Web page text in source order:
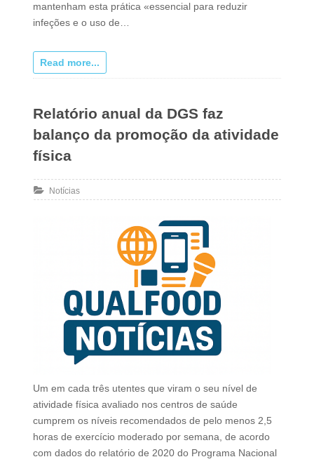
mantenham esta prática «essencial para reduzir
infeções e o uso de…
Read more...
Relatório anual da DGS faz
balanço da promoção da atividade
física
Notícias
Um em cada três utentes que viram o seu nível de
atividade física avaliado nos centros de saúde
cumprem os níveis recomendados de pelo menos 2,5
horas de exercício moderado por semana, de acordo
com dados do relatório de 2020 do Programa Nacional